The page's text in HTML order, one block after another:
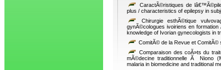
CaractÃ©ristiques de
plus / characteristics of epilepsy in
Chirurgie esthÃ©tique
gynÃ©cologues ivoiriens en
knowledge of Ivorian gynecologists in
ComitÃ© de la Revue et ComitÃ©
Comparaison des coÃ»ts du
mÃ©decine traditionnelle Ã Niono
malaria in biomedicine and traditional